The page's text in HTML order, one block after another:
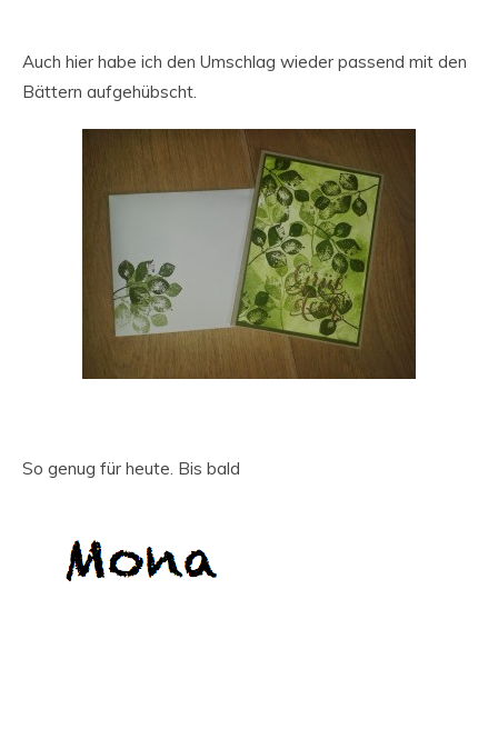
Auch hier habe ich den Umschlag wieder passend mit den
Bättern aufgehübscht.
So genug für heute. Bis bald